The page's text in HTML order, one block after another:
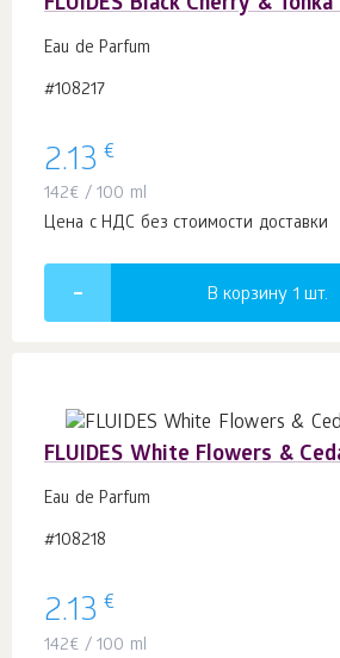
FLUIDES Black Cherry &
Eau de Parfum
#108217
2.13 €
142€ / 100 ml
Цена с НДС без стоимости доставки
В корзину 1 шт.
FLUIDES White Flowers &
Eau de Parfum
#108218
2.13 €
142€ / 100 ml